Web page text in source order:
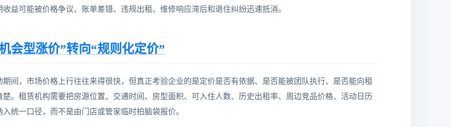
收益可能被价格争议、账单差错、违规出租、维修响应滞后和退住纠纷迅速抵消。
会型涨价”转向“规则化定价”
期间，市场价格上行往往来得很快，但真正考验企业的是定价是否有依据、是否能被团队执行、是否能向租
楚。租赁机构需要把房源位置、交通时间、房型面积、可入住人数、历史出租率、周边竞品价格、活动日历
入统一口径，而不是由门店或管家临时拍脑袋报价。